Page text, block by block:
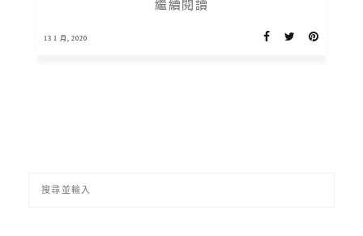
繼續閱讀
13 1 月, 2020